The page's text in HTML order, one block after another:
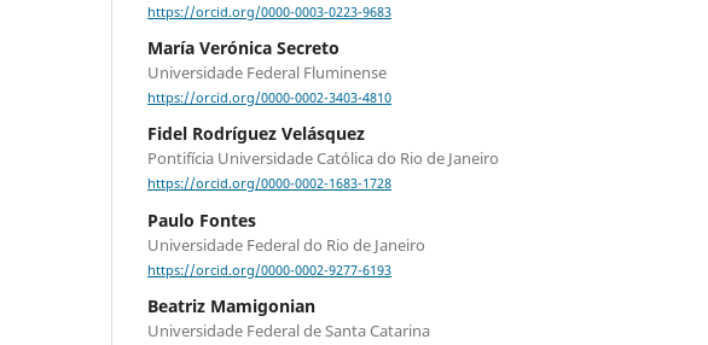
https://orcid.org/0000-0003-0223-9683
María Verónica Secreto
Universidade Federal Fluminense
https://orcid.org/0000-0002-3403-4810
Fidel Rodríguez Velásquez
Pontifícia Universidade Católica do Rio de Janeiro
https://orcid.org/0000-0002-1683-1728
Paulo Fontes
Universidade Federal do Rio de Janeiro
https://orcid.org/0000-0002-9277-6193
Beatriz Mamigonian
Universidade Federal de Santa Catarina